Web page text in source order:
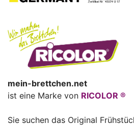
mein-brettchen.net
ist eine Marke von RICOLOR ®
Sie suchen das Original